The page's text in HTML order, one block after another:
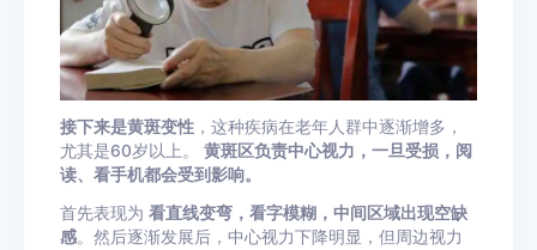
接下来是黄斑变性 ，这种疾病在老年人群中逐渐增多，
尤其是60岁以上。 黄斑区负责中心视力，一旦受损，阅
读、看手机都会受到影响。
首先表现为 看直线变弯，看字模糊，中间区域出现空缺
感。然后逐渐发展后，中心视力下降明显，但周边视力